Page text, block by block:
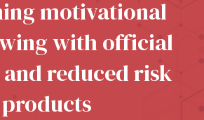
motivational
with official
reduced risk
products